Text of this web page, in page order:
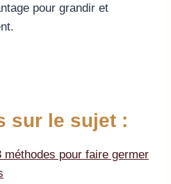
pour grandir et
sur le sujet :
méthodes pour faire germer